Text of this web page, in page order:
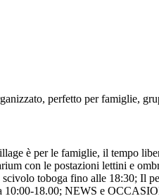
perfetto per famiglie,
è per le famiglie, il tempo
con le postazioni lettini e
scivolo toboga fino alle 18:30; Il
10:00-18.00; NEWS e